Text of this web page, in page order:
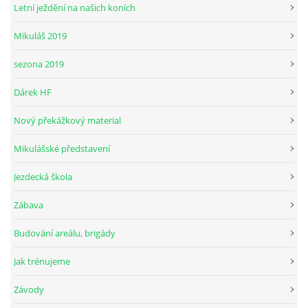
Letní ježdění na našich koních
Mikuláš 2019
sezona 2019
Dárek HF
Nový překážkový material
Mikulášské představení
Jezdecká škola
Zábava
Budování areálu, brigády
Jak trénujeme
Závody